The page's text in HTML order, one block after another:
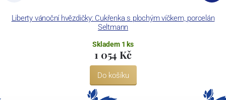
Liberty vánoční hvězdičky: Cukřenka s plochým víčkem, porcelán
Seltmann
Skladem 1 ks
1 054 Kč
Do košíku